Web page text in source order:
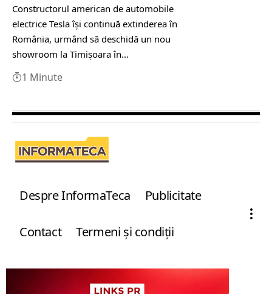
Constructorul american de automobile
electrice Tesla își continuă extinderea în
România, urmând să deschidă un nou
showroom la Timișoara în…
1 Minute
Despre InformaTeca Publicitate
Contact Termeni şi condiţii